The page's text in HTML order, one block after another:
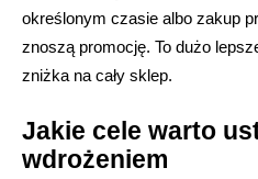
określonym czasie albo zakup
znoszą promocję. To dużo
zniżka na cały sklep.
Jakie cele warto
wdrożeniem